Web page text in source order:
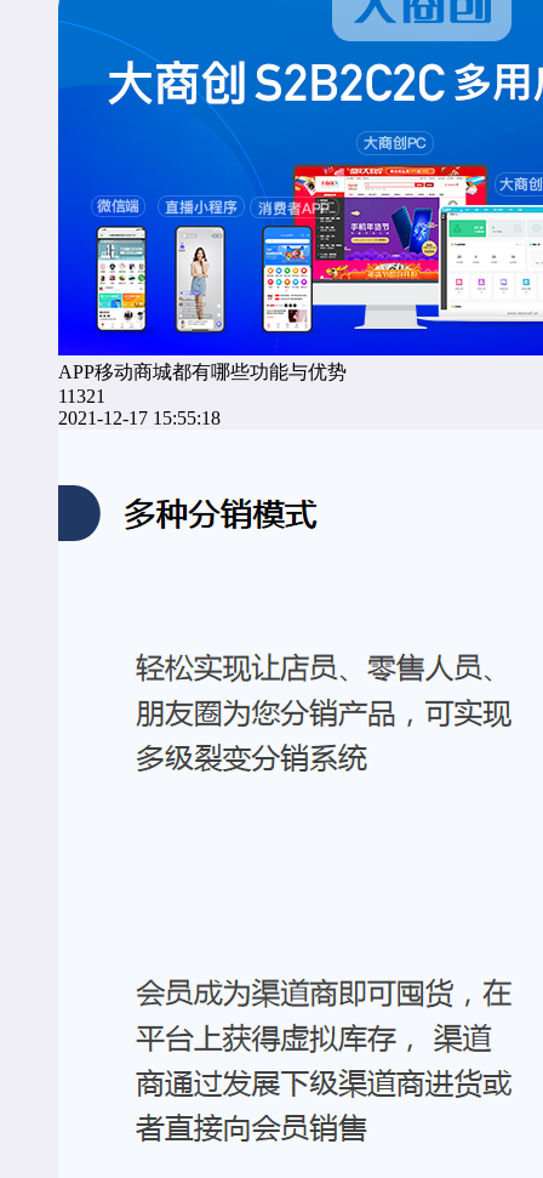
APP移动商城都有哪些功能与优势
11321
2021-12-17 15:55:18